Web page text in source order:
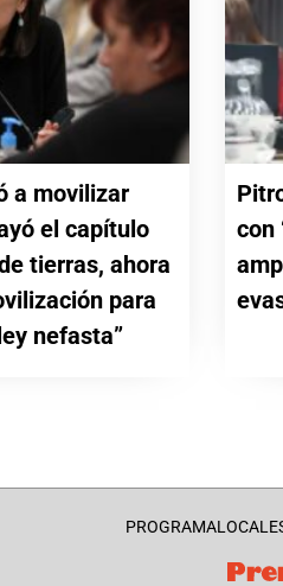
a movilizar
el capítulo
tierras, ahora
para
nefasta”
con
PROGRAMA